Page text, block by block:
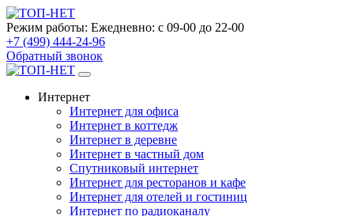
Режим работы: Ежедневно: с 09-00 до 22-00
+7 (499) 444-24-96
Обратный звонок
Интернет
Интернет для офиса
Интернет в коттедж
Интернет в деревне
Интернет в частный дом
Спутниковый интернет
Интернет для ресторанов и кафе
Интернет для отелей и гостиниц
Интернет по радиоканалу